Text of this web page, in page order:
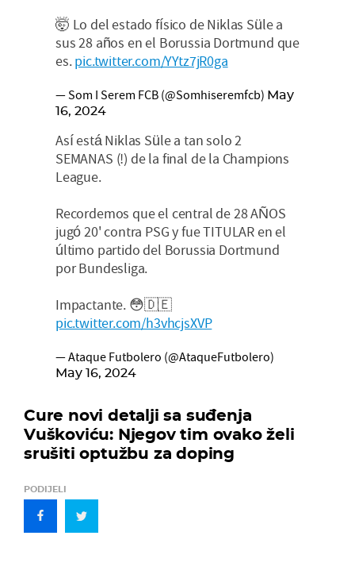
🤯 Lo del estado físico de Niklas Süle a
sus 28 años en el Borussia Dortmund que
es.pic.twitter.com/YYtz7jR0ga
— Som I Serem FCB (@Somhiseremfcb) May
16, 2024
Así está Niklas Süle a tan solo 2
SEMANAS (!) de la final de la Champions
League.
Recordemos que el central de 28 AÑOS
jugó 20' contra PSG y fue TITULAR en el
último partido del Borussia Dortmund
por Bundesliga.
Impactante. 😳🇩🇪
pic.twitter.com/h3vhcjsXVP
— Ataque Futbolero (@AtaqueFutbolero)
May 16, 2024
Cure novi detalji sa suđenja
Vuškoviću: Njegov tim ovako želi
srušiti optužbu za doping
PODIJELI